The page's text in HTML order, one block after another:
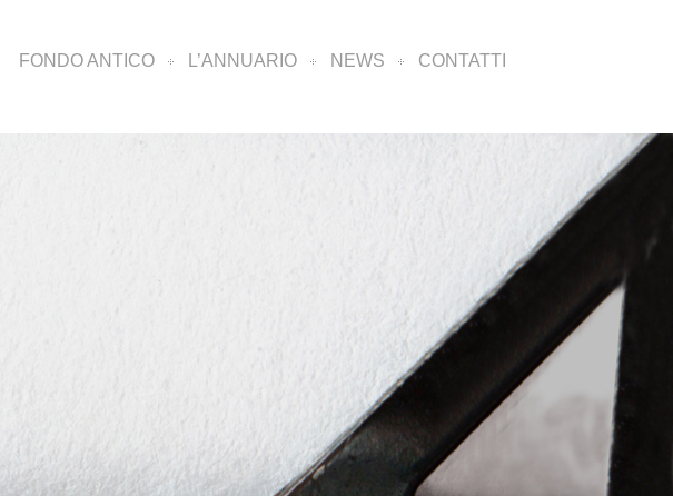
FONDO ANTICO L’ANNUARIO NEWS CONTATTI